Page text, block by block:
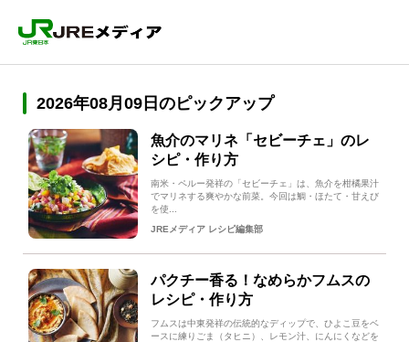
2026年08月09日のピックアップ
魚介のマリネ「セビーチェ」のレ
シピ・作り方
南米・ペルー発祥の「セビーチェ」は、魚介を柑橘果汁
でマリネする爽やかな前菜。今回は鯛・ほたて・甘えび
を使...
JREメディア レシピ編集部
パクチー香る！なめらかフムスの
レシピ・作り方
フムスは中東発祥の伝統的なディップで、ひよこ豆をベ
ースに練りごま（タヒニ）、レモン汁、にんにくなどを